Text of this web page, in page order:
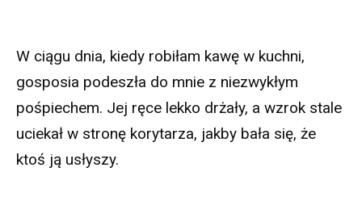
W ciągu dnia, kiedy robiłam kawę w kuchni,
gosposia podeszła do mnie z niezwykłym
pośpiechem. Jej ręce lekko drżały, a wzrok stale
uciekał w stronę korytarza, jakby bała się, że
ktoś ją usłyszy.